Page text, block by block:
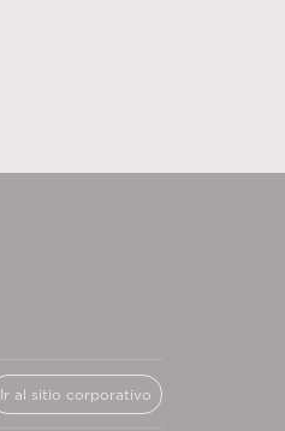
Ir al sitio corporativo